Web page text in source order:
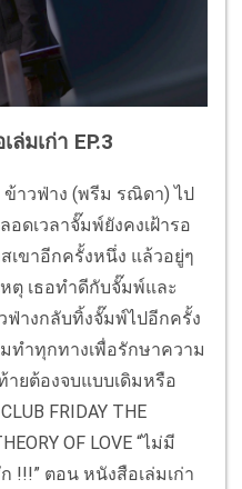
ล่มเก่า EP.3
ข้าวฟ่าง (พรีม รณิดา) ไป
อดเวลาจั๊มพ์ยังคงเฝ้ารอ
เขาอีกครั้งหนึ่ง แล้วอยู่ๆ
ตุ เธอทำดีกับจั๊มพ์และ
ฟ่างกลับทิ้งจั๊มพ์ไปอีกครั้ง
ทำทุกทางเพื่อรักษาความ
ยต้องจบแบบเดิมหรือ
FRIDAY THE
OF LOVE “ไม่มี
ตอน หนังสือเล่มเก่า